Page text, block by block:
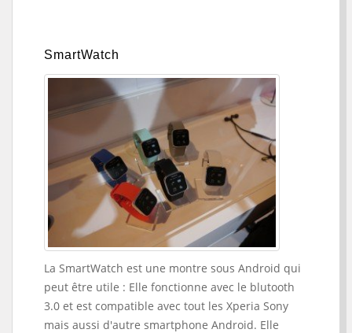
SmartWatch
La SmartWatch est une montre sous Android qui
peut être utile : Elle fonctionne avec le blutooth
3.0 et est compatible avec tout les Xperia Sony
mais aussi d'autre smartphone Android. Elle